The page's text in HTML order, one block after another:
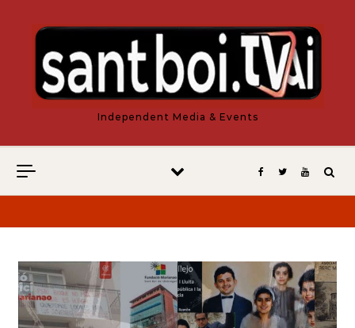
Independent Media & Events